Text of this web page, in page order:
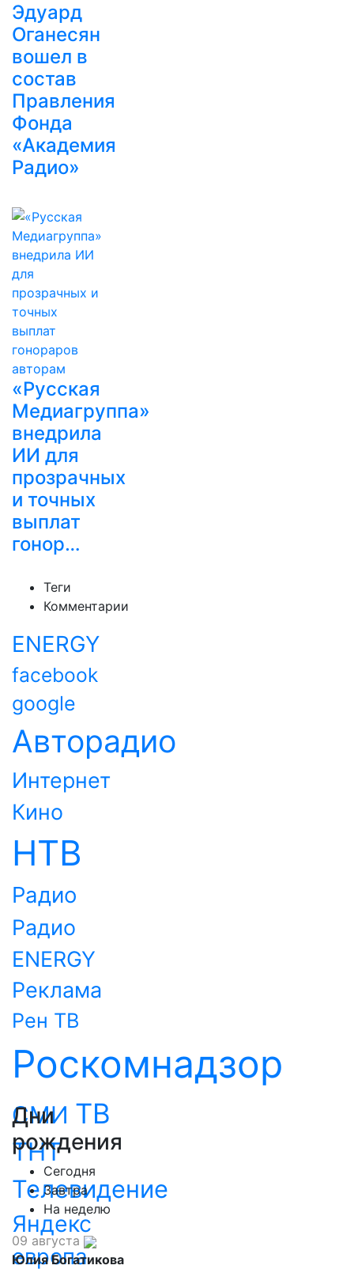
Эдуард
Оганесян
вошел в
состав
Правления
Фонда
«Академия
Радио»
«Русская
Медиагруппа»
внедрила
ИИ для
прозрачных
и точных
выплат
гонор…
Теги
Комментарии
ENERGY
facebook
google
Авторадио
Интернет
Кино
НТВ
Радио
Радио
ENERGY
Реклама
Рен ТВ
Роскомнадзор
СМИ ТВ
ТНТ
Телевидение
Яндекс
европа
Дни
рождения
Сегодня
Завтра
На неделю
09 августа
Юлия Богатикова